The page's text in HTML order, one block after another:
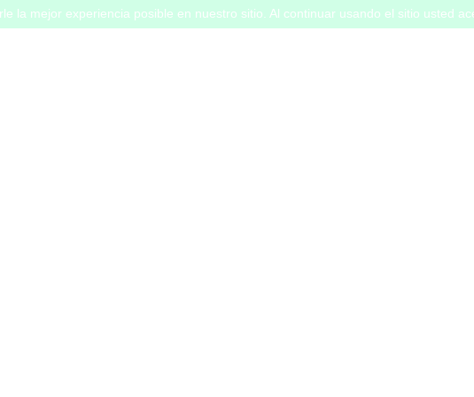
la mejor experiencia posible en nuestro sitio. Al continuar usando el sitio usted